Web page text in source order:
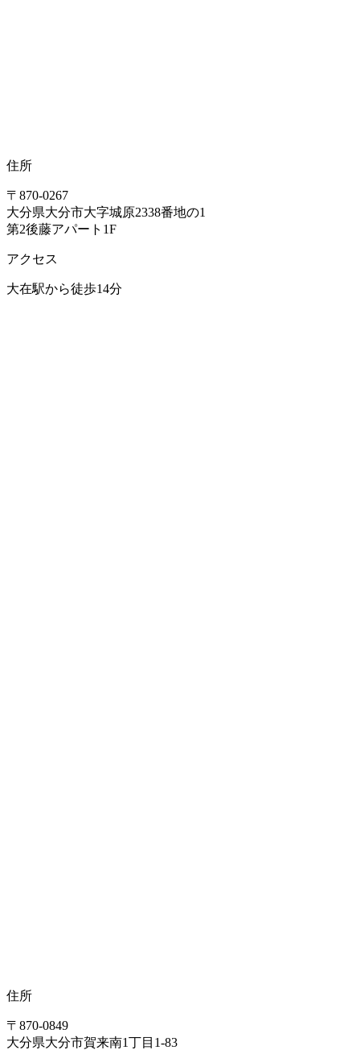
住所
〒870-0267
大分県大分市大字城原2338番地の1
第2後藤アパート1F
アクセス
大在駅から徒歩14分
住所
〒870-0849
大分県大分市賀来南1丁目1-83